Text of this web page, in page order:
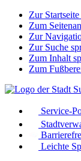
Zur
Zum
Zur
Zur Suche
Zum Inhalt
Zum
Service-
Leichte